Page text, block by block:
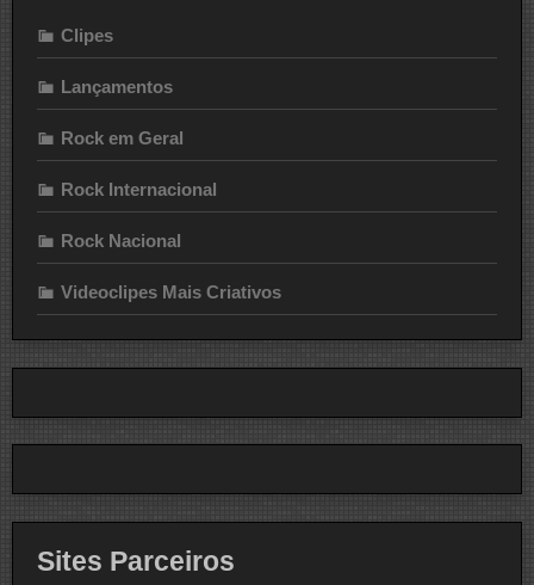
Clipes
Lançamentos
Rock em Geral
Rock Internacional
Rock Nacional
Videoclipes Mais Criativos
Sites Parceiros